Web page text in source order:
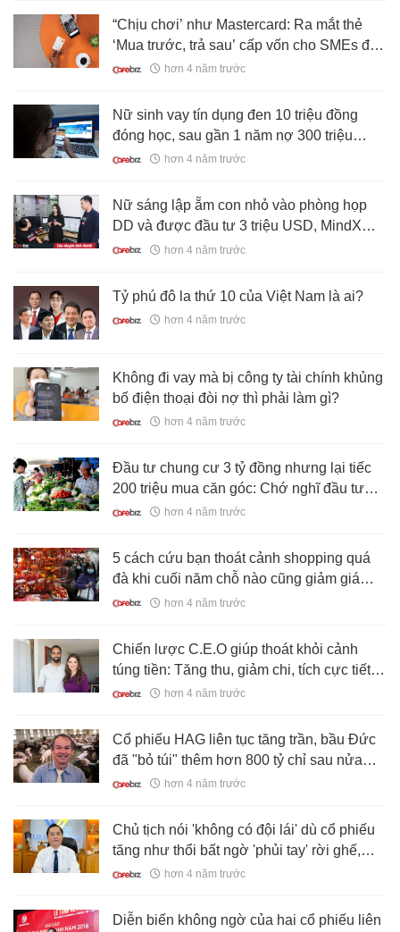
“Chịu chơi’ như Mastercard: Ra mắt thẻ
‘Mua trước, trả sau’ cấp vốn cho SMEs đầu
tiên tại châu Á – Thái Bình Dương
hơn 4 năm trước
Nữ sinh vay tín dụng đen 10 triệu đồng
đóng học, sau gần 1 năm nợ 300 triệu
đồng
hơn 4 năm trước
Nữ sáng lập ẵm con nhỏ vào phòng họp
DD và được đầu tư 3 triệu USD, MindX
tham vọng thành trung tâm tài năng công
hơn 4 năm trước
Tỷ phú đô la thứ 10 của Việt Nam là ai?
hơn 4 năm trước
Không đi vay mà bị công ty tài chính khủng
bố điện thoại đòi nợ thì phải làm gì?
hơn 4 năm trước
Đầu tư chung cư 3 tỷ đồng nhưng lại tiếc
200 triệu mua căn góc: Chớ nghĩ đầu tư
như mua bó rau ngoài chợ!
hơn 4 năm trước
5 cách cứu bạn thoát cảnh shopping quá
đà khi cuối năm chỗ nào cũng giảm giá
sốc, “cháy túi” vẫn cắm đầu mua?
hơn 4 năm trước
Chiến lược C.E.O giúp thoát khỏi cảnh
túng tiền: Tăng thu, giảm chi, tích cực tiết
kiệm
hơn 4 năm trước
Cổ phiếu HAG liên tục tăng trần, bầu Đức
đã "bỏ túi" thêm hơn 800 tỷ chỉ sau nửa
tháng
hơn 4 năm trước
Chủ tịch nói 'không có đội lái' dù cổ phiếu
tăng như thổi bất ngờ 'phủi tay' rời ghế,
nhà đầu tư ngã ngửa
hơn 4 năm trước
Diễn biến không ngờ của hai cổ phiếu liên